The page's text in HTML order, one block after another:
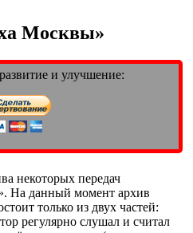
Москвы»
и улучшение:
некоторых передач
На данный момент архив
только из двух частей:
регулярно слушал и считал